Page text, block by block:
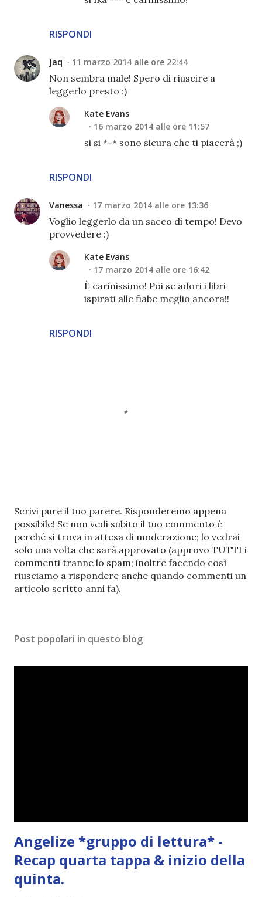
RISPONDI
Jaq 11 marzo 2014 alle ore 22:44
Non sembra male! Spero di riuscire a
leggerlo presto :)
RISPONDI
Kate Evans
16 marzo 2014 alle ore 11:57
si si *-* sono sicura che ti piacerà ;)
Vanessa 17 marzo 2014 alle ore 13:36
Voglio leggerlo da un sacco di tempo! Devo
provvedere :)
RISPONDI
Kate Evans
17 marzo 2014 alle ore 16:42
È carinissimo! Poi se adori i libri
ispirati alle fiabe meglio ancora!!
P
o
s
t
a
u
n
m
n
Scrivi pure il tuo parere. Risponderemo appena
possibile! Se non vedi subito il tuo commento è
perché si trova in attesa di moderazione; lo vedrai
solo una volta che sarà approvato (approvo TUTTI i
commenti tranne lo spam; inoltre facendo così
riusciamo a rispondere anche quando commenti un
articolo scritto anni fa).
Post popolari in questo blog
Angelize *gruppo di lettura* -
Recap quarta tappa & inizio della
quinta.